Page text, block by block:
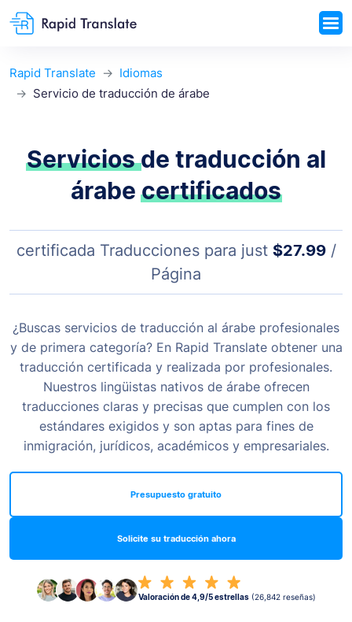
Rapid Translate
Idiomas
Servicio de traducción de árabe
Serviciosde traducción al
árabecertificados
certificada Traducciones para just $27.99/
Página
¿Buscas servicios de traducción al árabe profesionales
y de primera categoría? En Rapid Translate obtener una
traducción certificada y realizada por profesionales.
Nuestros lingüistas nativos de árabe ofrecen
traducciones claras y precisas que cumplen con los
estándares exigidos y son aptas para fines de
inmigración, jurídicos, académicos y empresariales.
Solicite su traducción ahora
Presupuesto gratuito
Valoración de 4,9/5 estrellas (26,842 reseñas)